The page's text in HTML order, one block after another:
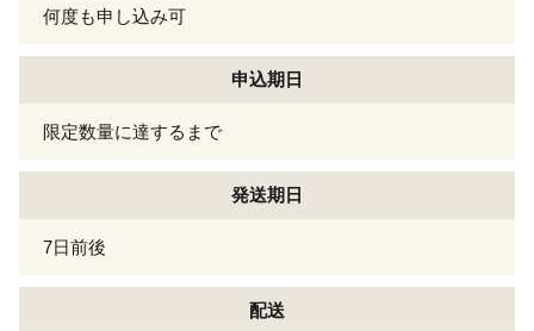
何度も申し込み可
申込期日
限定数量に達するまで
発送期日
7日前後
配送